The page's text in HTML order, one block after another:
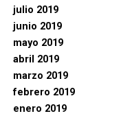
julio 2019
junio 2019
mayo 2019
abril 2019
marzo 2019
febrero 2019
enero 2019